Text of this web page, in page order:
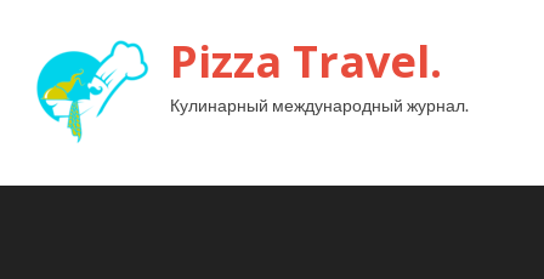
Pizza Travel.
Кулинарный международный журнал.